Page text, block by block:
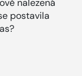
nalezená
postavila